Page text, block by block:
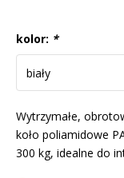
kolor: *
Wytrzymałe,
koło poliamidowe
300 kg, idealne do